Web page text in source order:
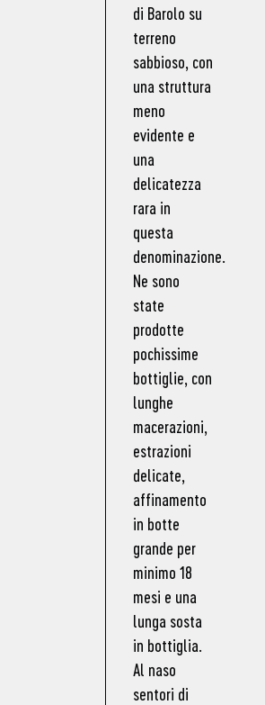
di Barolo su
terreno
sabbioso, con
una struttura
meno
evidente e
una
delicatezza
rara in
questa
denominazione.
Ne sono
state
prodotte
pochissime
bottiglie, con
lunghe
macerazioni,
estrazioni
delicate,
affinamento
in botte
grande per
minimo 18
mesi e una
lunga sosta
in bottiglia.
Al naso
sentori di